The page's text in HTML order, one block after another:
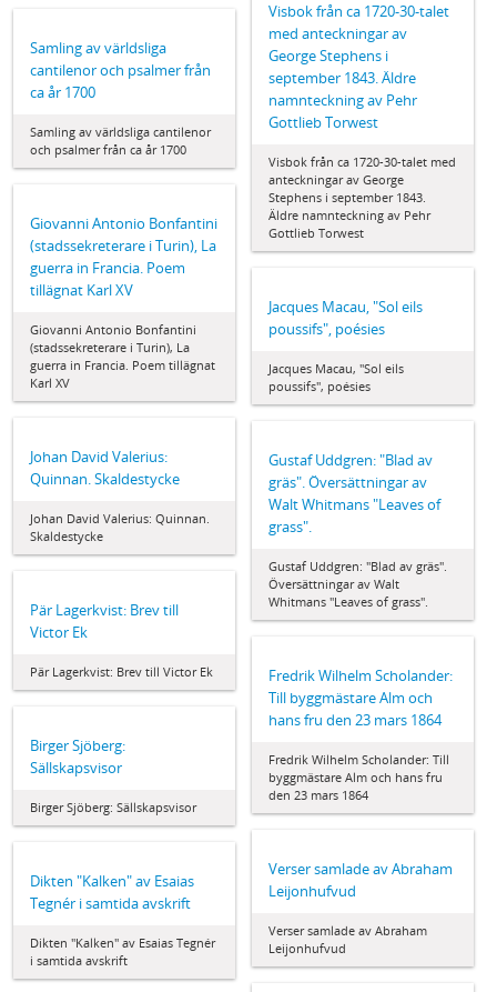
Visbok från ca 1720-30-talet
med anteckningar av
George Stephens i
september 1843. Äldre
namnteckning av Pehr
Gottlieb Torwest
Visbok från ca 1720-30-talet med
anteckningar av George
Stephens i september 1843.
Äldre namnteckning av Pehr
Gottlieb Torwest
Samling av världsliga
cantilenor och psalmer från
ca år 1700
Samling av världsliga cantilenor
och psalmer från ca år 1700
Giovanni Antonio Bonfantini
(stadssekreterare i Turin), La
guerra in Francia. Poem
tillägnat Karl XV
Giovanni Antonio Bonfantini
(stadssekreterare i Turin), La
guerra in Francia. Poem tillägnat
Karl XV
Jacques Macau, "Sol eils
poussifs", poésies
Jacques Macau, "Sol eils
poussifs", poésies
Johan David Valerius:
Quinnan. Skaldestycke
Johan David Valerius: Quinnan.
Skaldestycke
Gustaf Uddgren: "Blad av
gräs". Översättningar av
Walt Whitmans "Leaves of
grass".
Gustaf Uddgren: "Blad av gräs".
Översättningar av Walt
Whitmans "Leaves of grass".
Pär Lagerkvist: Brev till
Victor Ek
Pär Lagerkvist: Brev till Victor Ek
Fredrik Wilhelm Scholander:
Till byggmästare Alm och
hans fru den 23 mars 1864
Fredrik Wilhelm Scholander: Till
byggmästare Alm och hans fru
den 23 mars 1864
Birger Sjöberg:
Sällskapsvisor
Birger Sjöberg: Sällskapsvisor
Verser samlade av Abraham
Leijonhufvud
Verser samlade av Abraham
Leijonhufvud
Dikten "Kalken" av Esaias
Tegnér i samtida avskrift
Dikten "Kalken" av Esaias Tegnér
i samtida avskrift